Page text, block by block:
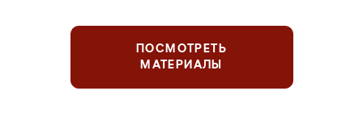
ПОСМОТРЕТЬ
МАТЕРИАЛЫ